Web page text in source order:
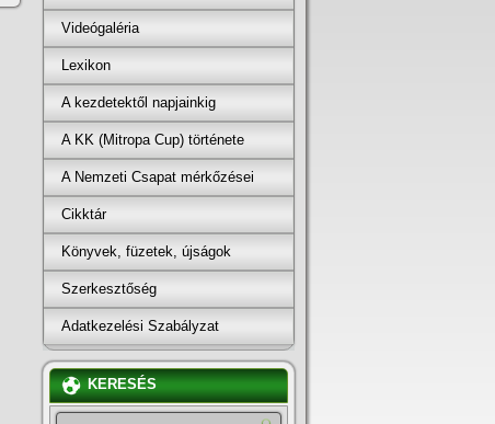
Videógaléria
Lexikon
A kezdetektől napjainkig
A KK (Mitropa Cup) története
A Nemzeti Csapat mérkőzései
Cikktár
Könyvek, füzetek, újságok
Szerkesztőség
Adatkezelési Szabályzat
KERESÉS